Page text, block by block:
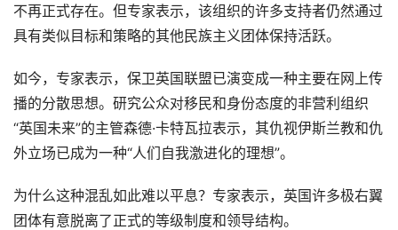
不再正式存在。但专家表示，该组织的许多支持者仍然通过
具有类似目标和策略的其他民族主义团体保持活跃。
如今，专家表示，保卫英国联盟已演变成一种主要在网上传
播的分散思想。研究公众对移民和身份态度的非营利组织
“英国未来”的主管森德·卡特瓦拉表示，其仇视伊斯兰教和仇
外立场已成为一种“人们自我激进化的理想”。
为什么这种混乱如此难以平息？专家表示，英国许多极右翼
团体有意脱离了正式的等级制度和领导结构。